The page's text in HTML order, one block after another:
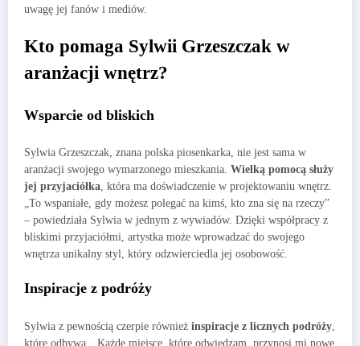
uwagę jej fanów i mediów.
Kto pomaga Sylwii Grzeszczak w
aranżacji wnętrz?
Wsparcie od bliskich
Sylwia Grzeszczak, znana polska piosenkarka, nie jest sama w
aranżacji swojego wymarzonego mieszkania. Wielką pomocą służy
jej przyjaciółka, która ma doświadczenie w projektowaniu wnętrz.
„To wspaniałe, gdy możesz polegać na kimś, kto zna się na rzeczy”
– powiedziała Sylwia w jednym z wywiadów. Dzięki współpracy z
bliskimi przyjaciółmi, artystka może wprowadzać do swojego
wnętrza unikalny styl, który odzwierciedla jej osobowość.
Inspiracje z podróży
Sylwia z pewnością czerpie również inspiracje z licznych podróży
które odbywa. „Każde miejsce, które odwiedzam, przynosi mi nowe